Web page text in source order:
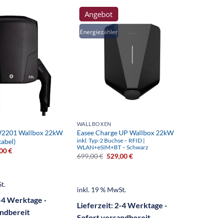
Wallbox 22kW
€
Werktage -
Energiezähler
Angebot
WALLBOXEN
Easee Charge UP Wallbox 22kW
inkl. Typ-2 Buchse – RFID |
WLAN+eSIM+BT – Schwarz
699,00€ 529,00€
inkl. 19 % MwSt.
Lieferzeit: 2-4 Werktage -